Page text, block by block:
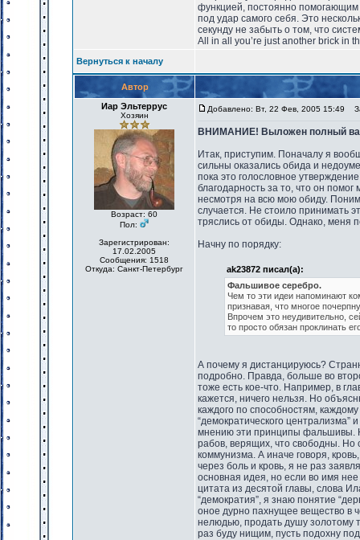
функцией, постоянно
под удар самого себя. Это
секунду не забыть о том, что
All in all you’re just another brick in
Вернуться к началу
Автор
Иар Эльтеррус
Хозяин
Возраст: 60
Пол:
Зарегистрирован:
17.02.2005
Сообщения: 1518
Откуда: Санкт-Петербург
Добавлено: Вт, 22 Фев, 2005 15:49
ВНИМАНИЕ! Выложен полный
Итак, приступим. Поначалу я
сильны оказались обида и
пока это голословное
благодарность за то, что он
несмотря на всю мою обиду.
случается. Не стоило принимать
тряслись от обиды. Однако, меня
Начну по порядку:
ak23872 писал(а):
Фальшивое серебро.
Чем то эти идеи напоминают
признавая, что многое
Впрочем это неудивительно,
то просто обязан проклинать
А почему я дистанцируюсь?
подробно. Правда, больше во
тоже есть кое-что. Например, в
кажется, ничего нельзя. Но
каждого по способностям,
“демократического централизма”
мнению эти принципы фальшивы.
рабов, верящих, что свободны. Но
коммунизма. А иначе говоря,
через боль и кровь, я не раз
основная идея, но если во имя
цитата из десятой главы, слова
“демократия”, я знаю понятие
оное дурно пахнущее вещество в
нелюдью, продать душу золотому
раз буду нищим, пусть подохну